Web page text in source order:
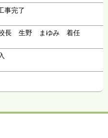
事完了
校長 生野 まゆみ 着任